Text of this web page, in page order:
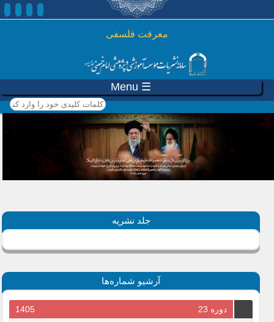
رفتن به محتوای اصلی
معرفت فلسفی
☰ Menu
کلمات کلیدی خود را وارد
کنید
جلد نشریه
آرشیو شماره‌ها
دوره 23 1405